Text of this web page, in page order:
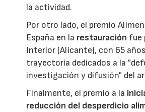
la actividad.
Por otro lado, el premio
España en la restauración fue
Interior (Alicante), con 65
trayectoria dedicados a la
investigación y difusión" del
Finalmente, el premio a la
reducción del desperdicio